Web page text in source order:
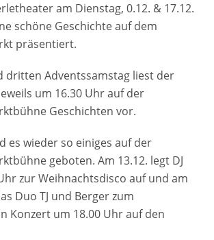
am Dienstag, 0.12. & 17.12.
schöne Geschichte auf dem
präsentiert.
dritten Adventssamstag liest der
um 16.30 Uhr auf der
Geschichten vor.
es wieder so einiges auf der
geboten. Am 13.12. legt DJ
zur Weihnachtsdisco auf und am
Duo TJ und Berger zum
Konzert um 18.00 Uhr auf den